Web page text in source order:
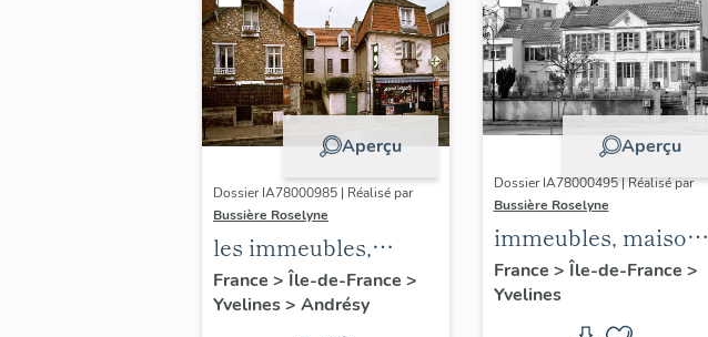
Aperçu
Dossier IA78000985 | Réalisé par
Bussière Roselyne
les immeubles,
maisons et fermes
du canton d'Andrésy
France > Île-de-France >
Yvelines> Andrésy
Aperçu
Dossier IA78000495 | Réalisé par
Bussière Roselyne
immeubles, maisons,
fermes
France > Île-de-France >
Yvelines